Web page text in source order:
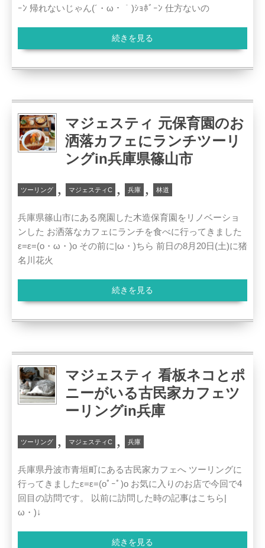
ｰﾝ 帰れないじゃん(´・ω・｀)ｼｮﾎﾞｰﾝ 仕方ないの
続きを見る
マジェスティ 元保育園のお
洒落カフェにランチツーリ
ングin兵庫県篠山市
ツーリング , マジェスティC , 兵庫 , 林道
兵庫県篠山市にある廃園した木造保育園をリノベーショ
ンした お洒落なカフェにランチを食べに行ってきました
ε=ε=(o・ω・)o その前に|ω・)ちら 前日の8月20日(土)に猪
名川花火
続きを見る
マジェスティ 看板ネコとポ
ニーがいる古民家カフェツ
ーリングin兵庫
ツーリング , マジェスティC , 兵庫
兵庫県丹波市青垣町にある古民家カフェへ ツーリングに
行ってきましたε=ε=(oﾟｰﾟ)o お気に入りのお店で今回で4
回目の訪問です。 以前に訪問した時の記事はこちら|
ω・)↓
続きを見る